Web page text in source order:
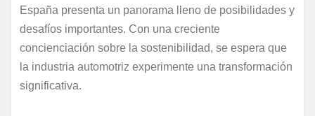
España presenta un panorama lleno de posibilidades y
desafíos importantes. Con una creciente
concienciación sobre la sostenibilidad, se espera que
la industria automotriz experimente una transformación
significativa.